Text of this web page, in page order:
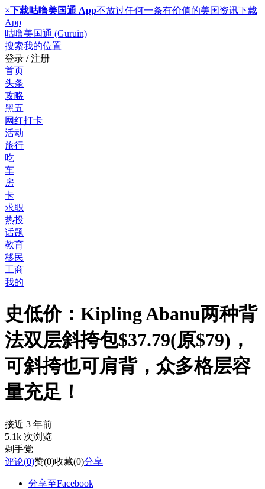
×下载咕噜美国通 App不放过任何一条有价值的美国资讯下载
App
咕噜美国通 (Guruin)
搜索我的位置
登录 / 注册
首页
头条
攻略
黑五
网红打卡
活动
旅行
吃
车
房
卡
求职
热投
话题
教育
移民
工商
我的
史低价：Kipling Abanu两种背
法双层斜挎包$37.79(原$79)，
可斜挎也可肩背，众多格层容
量充足！
接近 3 年前
5.1k 次浏览
剁手党
评论(0)赞(0)收藏(0)分享
分享至Facebook